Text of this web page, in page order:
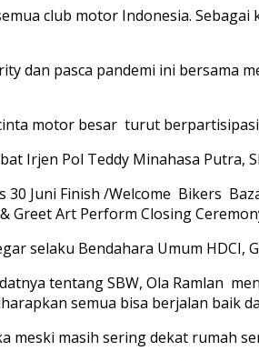
club motor Indonesia.
dan pasca pandemi ini
motor besar turut
Irjen Pol Teddy Minahasa Putra,
Juni Finish /Welcome Bikers
Greet Art Perform Closing
selaku Bendahara Umum HDCI,
tentang SBW, Ola Ramlan
semua bisa berjalan baik
meski masih sering dekat rumah